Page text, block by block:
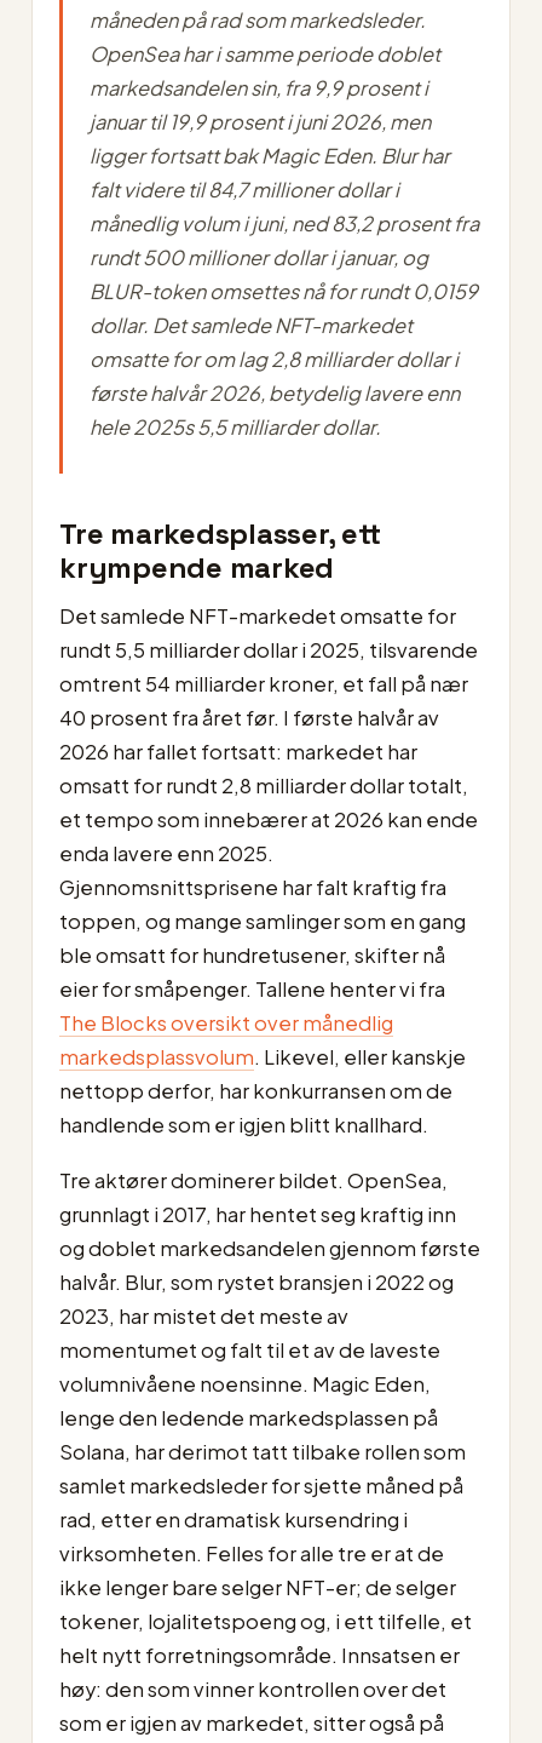
måneden på rad som markedsleder.
OpenSea har i samme periode doblet
markedsandelen sin, fra 9,9 prosent i
januar til 19,9 prosent i juni 2026, men
ligger fortsatt bak Magic Eden. Blur har
falt videre til 84,7 millioner dollar i
månedlig volum i juni, ned 83,2 prosent fra
rundt 500 millioner dollar i januar, og
BLUR-token omsettes nå for rundt 0,0159
dollar. Det samlede NFT-markedet
omsatte for om lag 2,8 milliarder dollar i
første halvår 2026, betydelig lavere enn
hele 2025s 5,5 milliarder dollar.
Tre markedsplasser, ett
krympende marked
Det samlede NFT-markedet omsatte for
rundt 5,5 milliarder dollar i 2025, tilsvarende
omtrent 54 milliarder kroner, et fall på nær
40 prosent fra året før. I første halvår av
2026 har fallet fortsatt: markedet har
omsatt for rundt 2,8 milliarder dollar totalt,
et tempo som innebærer at 2026 kan ende
enda lavere enn 2025.
Gjennomsnittsprisene har falt kraftig fra
toppen, og mange samlinger som en gang
ble omsatt for hundretusener, skifter nå
eier for småpenger. Tallene henter vi fra
The Blocks oversikt over månedlig
markedsplassvolum. Likevel, eller kanskje
nettopp derfor, har konkurransen om de
handlende som er igjen blitt knallhard.
Tre aktører dominerer bildet. OpenSea,
grunnlagt i 2017, har hentet seg kraftig inn
og doblet markedsandelen gjennom første
halvår. Blur, som rystet bransjen i 2022 og
2023, har mistet det meste av
momentumet og falt til et av de laveste
volumnivåene noensinne. Magic Eden,
lenge den ledende markedsplassen på
Solana, har derimot tatt tilbake rollen som
samlet markedsleder for sjette måned på
rad, etter en dramatisk kursendring i
virksomheten. Felles for alle tre er at de
ikke lenger bare selger NFT-er; de selger
tokener, lojalitetspoeng og, i ett tilfelle, et
helt nytt forretningsområde. Innsatsen er
høy: den som vinner kontrollen over det
som er igjen av markedet, sitter også på